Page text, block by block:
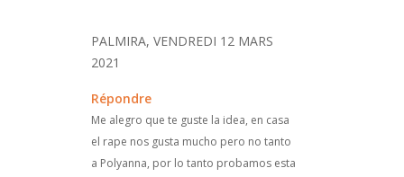
PALMIRA, VENDREDI 12 MARS
2021
Répondre
Me alegro que te guste la idea, en casa
el rape nos gusta mucho pero no tanto
a Polyanna, por lo tanto probamos esta